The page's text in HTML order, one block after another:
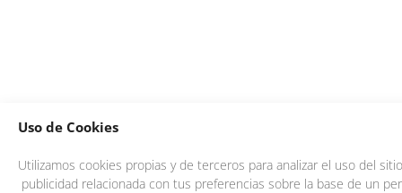
Uso de Cookies
Utilizamos cookies propias y de terceros para analizar el uso del
publicidad relacionada con tus preferencias sobre la base de un